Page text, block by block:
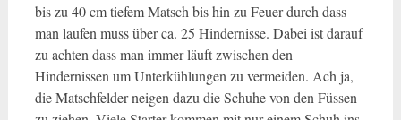
bis zu 40 cm tiefem Matsch bis hin zu Feuer durch dass
man laufen muss über ca. 25 Hindernisse. Dabei ist darauf
zu achten dass man immer läuft zwischen den
Hindernissen um Unterkühlungen zu vermeiden. Ach ja,
die Matschfelder neigen dazu die Schuhe von den Füssen